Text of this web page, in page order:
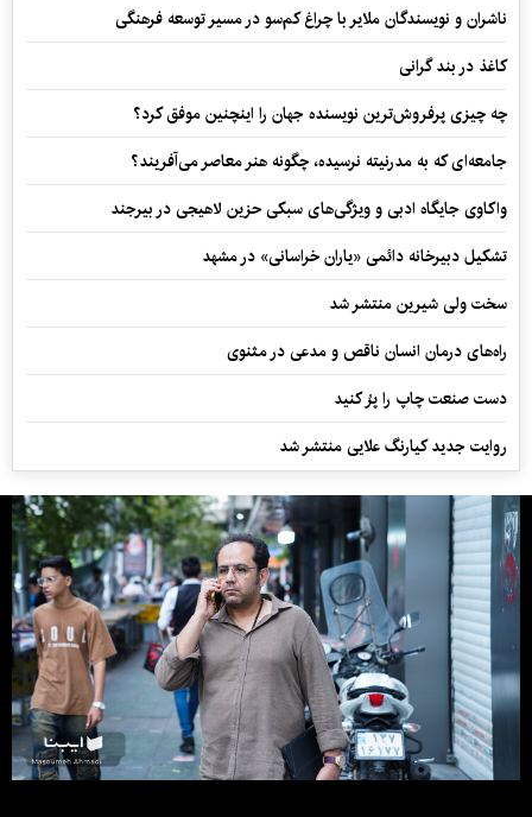
ناشران و نویسندگان ملایر با چراغ کم‌سو در مسیر توسعه فرهنگی
کاغذ در بند گرانی
چه چیزی پرفروش‌ترین نویسنده جهان را اینچنین موفق کرد؟
جامعه‌ای که به مدرنیته نرسیده، چگونه هنر معاصر می‌آفریند؟
واکاوی جایگاه ادبی و ویژگی‌های سبکی حزین لاهیجی در بیرجند
تشکیل دبیرخانه دائمی «یاران خراسانی» در مشهد
سخت ولی شیرین منتشر شد
راه‌های درمان انسان ناقص و مدعی در مثنوی
دست صنعت چاپ را پرُ کنید
روایت جدید کیارنگ علایی منتشر شد